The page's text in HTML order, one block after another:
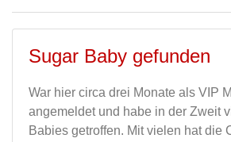
Sugar Baby gefunden
War hier circa drei Monate als VIP
angemeldet und habe in der Zweit
Babies getroffen. Mit vielen hat die